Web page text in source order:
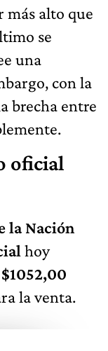
más alto que
se
una
con la
brecha entre
oficial
la Nación
hoy
$1052,00
la venta.